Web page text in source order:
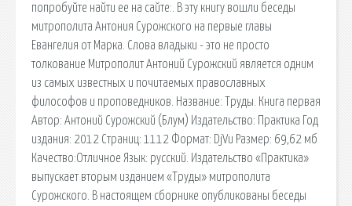
попробуйте найти ее на сайте:. В эту книгу вошли беседы
митрополита Антония Сурожского на первые главы
Евангелия от Марка. Слова владыки - это не просто
толкование Митрополит Антоний Сурожский является одним
из самых известных и почитаемых православных
философов и проповедников. Название: Труды. Книга первая
Автор: Антоний Сурожский (Блум) Издательство: Практика Год
издания: 2012 Страниц: 1112 Формат: DjVu Размер: 69,62 мб
Качество:Отличное Язык: русский. Издательство «Практика»
выпускает вторым изданием «Труды» митрополита
Сурожского. В настоящем сборнике опубликованы беседы